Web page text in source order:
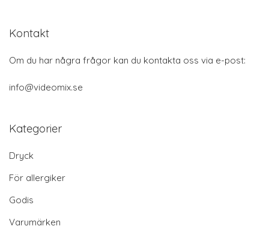
Kontakt
Om du har några frågor kan du kontakta oss via e-post:
info@videomix.se
Kategorier
Dryck
För allergiker
Godis
Varumärken